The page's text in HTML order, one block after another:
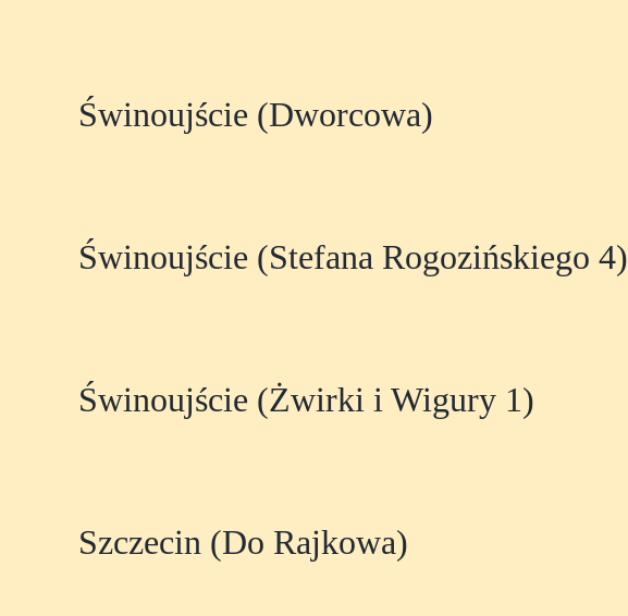
Świnoujście (Dworcowa)
Świnoujście (Stefana Rogozińskiego 4)
Świnoujście (Żwirki i Wigury 1)
Szczecin (Do Rajkowa)